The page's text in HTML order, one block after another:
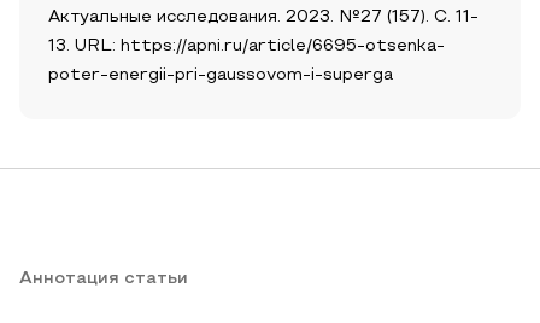
Актуальные исследования. 2023. №27 (157). С. 11-
13. URL: https://apni.ru/article/6695-otsenka-
poter-energii-pri-gaussovom-i-superga
Аннотация статьи